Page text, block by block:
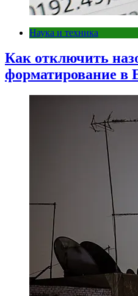
Наука и техника
Как отключить
форматирование в